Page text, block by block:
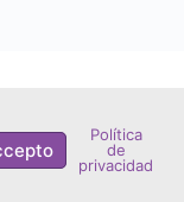
Política
de
privacidad